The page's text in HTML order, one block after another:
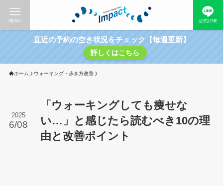
公式LINE
MENU
直近の予約の空き状況をチェック【毎週更新】
詳しくはこちら
ホーム ウォーキング・歩き方改善
「ウォーキングしても痩せな
い…」と感じたら読むべき10の理
由と改善ポイント
2025
6/08